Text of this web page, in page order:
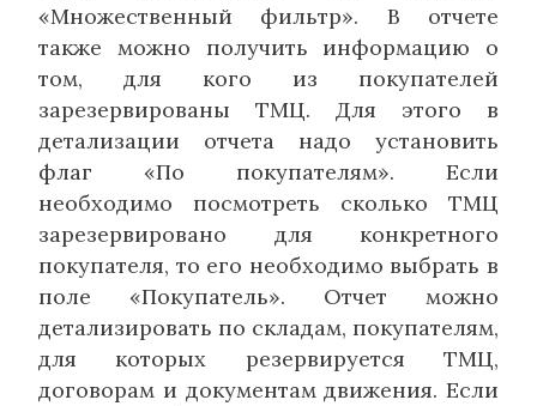
«Множественный фильтр». В отчете
также можно получить информацию о
том, для кого из покупателей
зарезервированы ТМЦ. Для этого в
детализации отчета надо установить
флаг «По покупателям». Если
необходимо посмотреть сколько ТМЦ
зарезервировано для конкретного
покупателя, то его необходимо выбрать в
поле «Покупатель». Отчет можно
детализировать по складам, покупателям,
для которых резервируется ТМЦ,
договорам и документам движения. Если